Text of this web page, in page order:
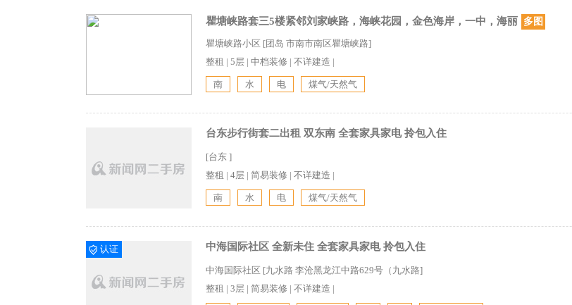
瞿塘峡路套三5楼紧邻刘家峡路，海峡花园，金色海岸，一中，海丽 多图
瞿塘峡路小区 [团岛 市南市南区瞿塘峡路]
整租 | 5层 | 中档装修 | 不详建造 |
南 水 电 煤气/天然气
台东步行街套二出租 双东南 全套家具家电 拎包入住
[台东 ]
整租 | 4层 | 简易装修 | 不详建造 |
南 水 电 煤气/天然气
认证 中海国际社区 全新未住 全套家具家电 拎包入住
中海国际社区 [九水路 李沧黑龙江中路629号（九水路]
整租 | 3层 | 简易装修 | 不详建造 |